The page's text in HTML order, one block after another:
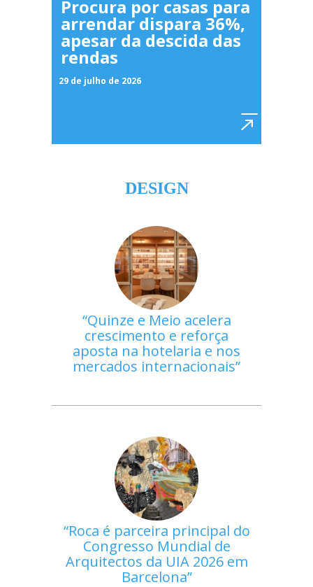
Procura por casas para
arrendar dispara 36%,
apesar da descida das
rendas
29 de julho de 2026
DESIGN
Quinze e Meio acelera
crescimento e reforça
aposta na hotelaria e nos
mercados internacionais
Roca é parceira principal do
Congresso Mundial de
Arquitectos da UIA 2026 em
Barcelona